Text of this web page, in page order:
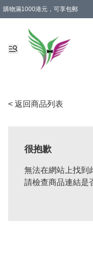
購物滿1000港元，可享包郵
< 返回商品列表
很抱歉
無法在網站上找到
請檢查商品連結是